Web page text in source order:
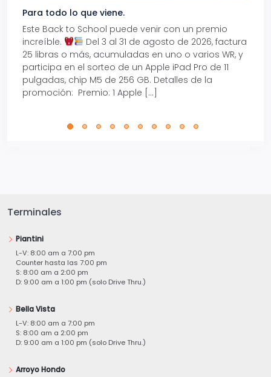
Para todo lo que viene.
Este Back to School puede venir con un premio
increíble.
Del 3 al 31 de agosto de 2026, factura
25 libras o más, acumuladas en uno o varios WR, y
participa en el sorteo de un Apple iPad Pro de 11
pulgadas, chip M5 de 256 GB. Detalles de la
promoción: Premio: 1 Apple […]
Terminales
Piantini
L-V: 8:00 am a 7:00 pm
Counter hasta las 7:00 pm
S: 8:00 am a 2:00 pm
D: 9:00 am a 1:00 pm (solo Drive Thru.)
Bella Vista
L-V: 8:00 am a 7:00 pm
S: 8:00 am a 2:00 pm
D: 9:00 am a 1:00 pm (solo Drive Thru.)
Arroyo Hondo